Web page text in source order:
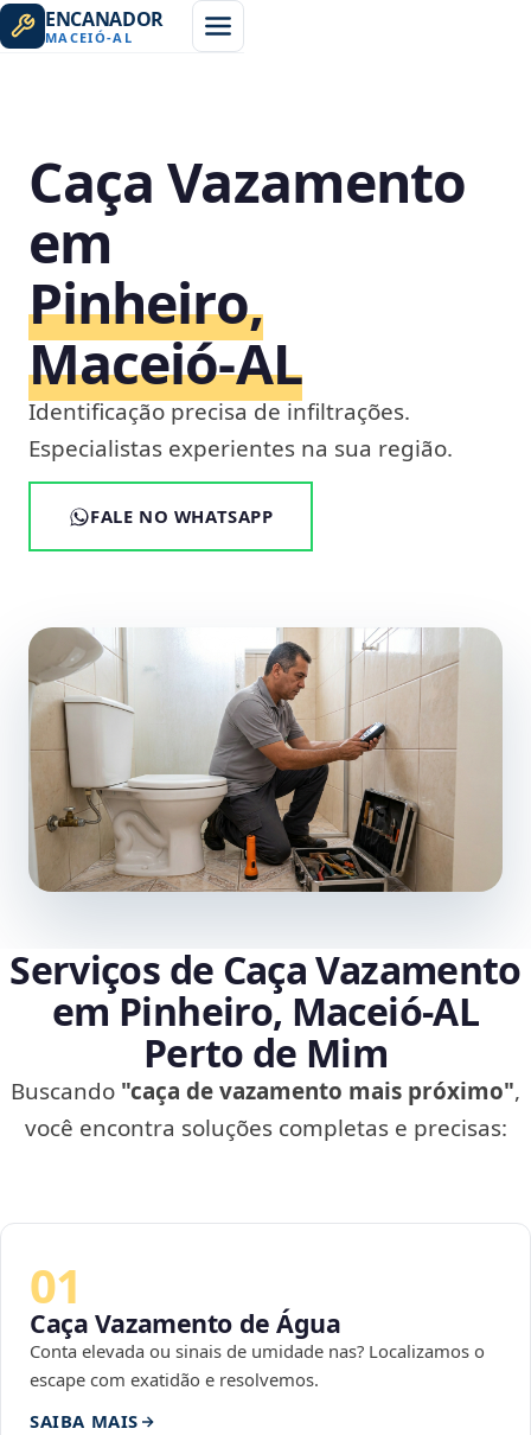
ENCANADOR
MACEIÓ-AL
Caça Vazamento
em
Pinheiro,
Maceió‑AL
Identificação precisa de infiltrações.
Especialistas experientes na sua região.
FALE NO WHATSAPP
Serviços de Caça Vazamento
em Pinheiro, Maceió‑AL
Perto de Mim
Buscando "caça de vazamento mais próximo",
você encontra soluções completas e precisas:
01
Caça Vazamento de Água
Conta elevada ou sinais de umidade nas? Localizamos o
escape com exatidão e resolvemos.
SAIBA MAIS